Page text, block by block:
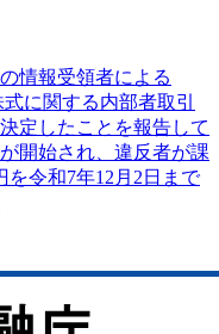
情報受領者による
に関する内部者取引
定したことを報告して
開始され、違反者が課
を令和7年12月2日まで